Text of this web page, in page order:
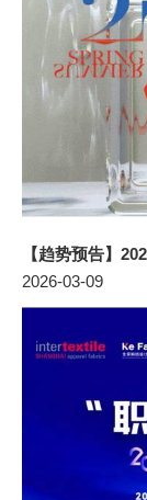
【趋势预告】
2026-03-09